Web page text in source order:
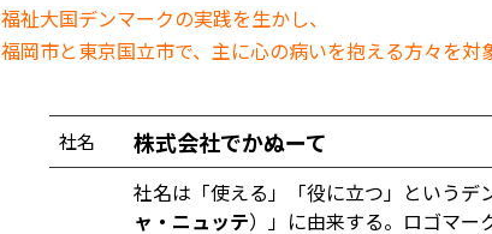
福祉大国デンマークの実践を生かし、
福岡市と東京国立市で、主に心の病いを抱える方々を対
社名 株式会社でかぬーて
社名は「使える」「役に立つ」というデ
ャ・ニュッテ）」に由来する。ロゴマー